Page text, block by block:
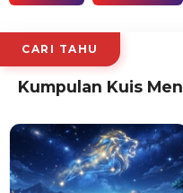
CARI TAHU
Kumpulan Kuis